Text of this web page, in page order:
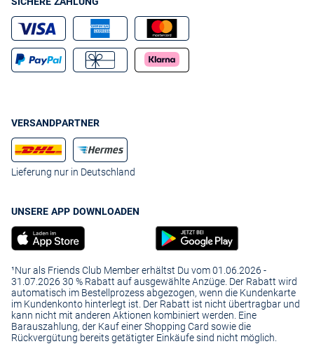
VERSANDPARTNER
Lieferung nur in Deutschland
UNSERE APP DOWNLOADEN
¹Nur als Friends Club Member erhältst Du vom 01.06.2026 -
31.07.2026 30 % Rabatt auf ausgewählte Anzüge. Der Rabatt wird
automatisch im Bestellprozess abgezogen, wenn die Kundenkarte
im Kundenkonto hinterlegt ist. Der Rabatt ist nicht übertragbar und
kann nicht mit anderen Aktionen kombiniert werden. Eine
Barauszahlung, der Kauf einer Shopping Card sowie die
Rückvergütung bereits getätigter Einkäufe sind nicht möglich.